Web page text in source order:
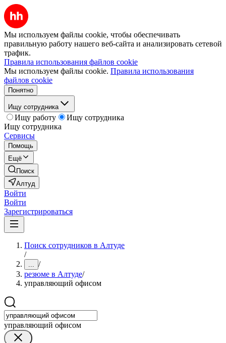
Мы используем файлы cookie, чтобы обеспечивать
правильную работу нашего веб-сайта и анализировать сетевой
трафик.
Правила использования файлов cookie
Мы используем файлы cookie. Правила использования
файлов cookie
Понятно
Ищу сотрудника
Ищу работу
Ищу сотрудника
Ищу сотрудника
Сервисы
Помощь
Ещё
Поиск
Алтуд
Войти
Войти
Зарегистрироваться
Поиск сотрудников в Алтуде
/
... /
резюме в Алтуде/
управляющий офисом
управляющий офисом